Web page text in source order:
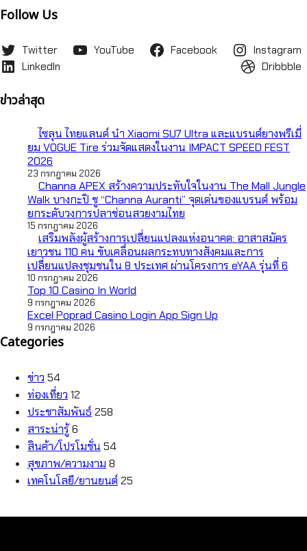
Follow Us
Twitter YouTube Facebook
Instagram
LinkedIn
Dribbble
ข่าวล่าสุด
ไซลุน ไทยแลนด์ นำ Xiaomi SU7 Ultra และแบรนด์ยางพรีเมี่
ยม VOGUE Tire ร่วมจัดแสดงในงาน IMPACT SPEED FEST
2026
23 กรกฎาคม 2026
Channa APEX สร้างความประทับใจในงาน The Mall Jungle
Walk บางกะปิ ชู “Channa Auranti” จุดเด่นของแบรนด์ พร้อม
ยกระดับวงการปลาช่อนสวยงามไทย
15 กรกฎาคม 2026
เสริมพลังผู้สร้างการเปลี่ยนแปลงแห่งอนาคต: อาสาสมัคร
เยาวชน 110 คน ขับเคลื่อนผลกระทบทางสังคมและการ
เปลี่ยนแปลงชุมชนใน 8 ประเทศ ผ่านโครงการ eYAA รุ่นที่ 6
10 กรกฎาคม 2026
Top 10 Casino In World
9 กรกฎาคม 2026
Excel Poprad Casino Login App Sign Up
9 กรกฎาคม 2026
Categories
ข่าว 54
ท่องเที่ยว 12
ประชาสัมพันธ์ 258
สาระน่ารู้6
สินค้า/โปรโมชั่น 54
สุขภาพ/ความงาม 8
เทคโนโลยี/ยานยนต์ 25